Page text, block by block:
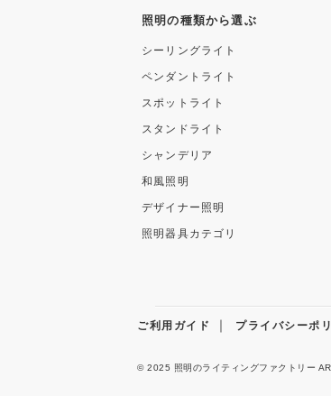
照明の種類から選ぶ
シーリングライト
ペンダントライト
スポットライト
スタンドライト
シャンデリア
和風照明
デザイナー照明
照明器具カテゴリ
ご利用ガイド ｜ プライバシーポ
© 2025 照明のライティングファクトリー